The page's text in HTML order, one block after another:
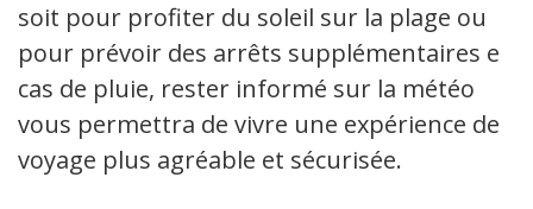
soit pour profiter du soleil sur la plage ou
pour prévoir des arrêts supplémentaires en
cas de pluie, rester informé sur la météo
vous permettra de vivre une expérience de
voyage plus agréable et sécurisée.